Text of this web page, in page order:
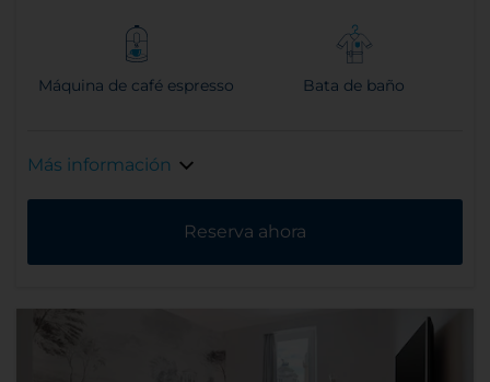
Máquina de café espresso Bata de baño
Más información
Reserva ahora